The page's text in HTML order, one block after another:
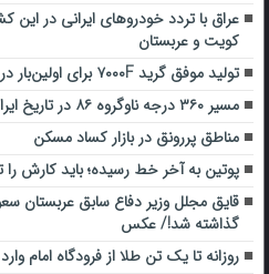
عراق با تردد خودروهای ایرانی در این
کویت و عربستان
تولید موفق گرید ۷۰۰۰F برای اولین‌بار در کشور در پتروشیمی بندر امام
مسیر ۳۶۰ درجه‌‌ ناو‌گروه ۸۶ ‌در تاریخ ایران سابقه نداشت‌
مناطق پررونق در بازار کساد مسکن
پوتین به آخر خط رسیده؛ باید کارش را
گذاشته شد!/ عکس
روزانه تا یک تن طلا از فرودگاه امام